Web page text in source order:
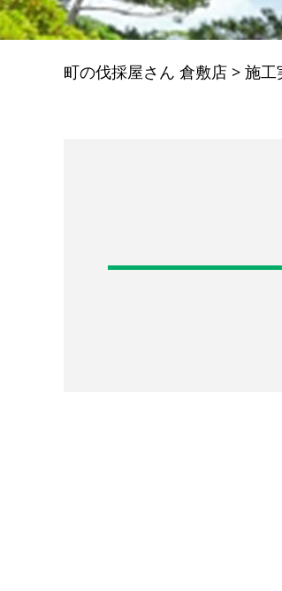
町の伐採屋さん 倉敷店 > 施工